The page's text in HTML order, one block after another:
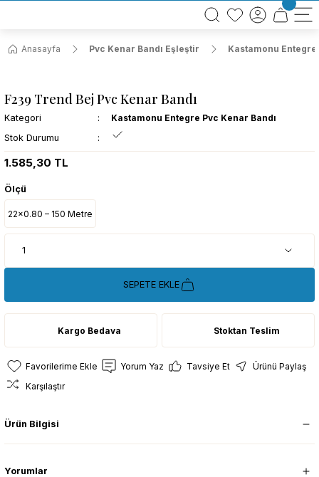
BÜTÜN ALIŞVERİŞLERİNİZDE KARGO BEDAVA!
TÜRKİYE GENELİNDE 10.000 MÜŞTERİ REFERANSI
Anasayfa
Pvc Kenar Bandı Eşleştir Kastamonu Entegre
F239 Trend Bej Pvc Kenar Bandı
Kategori
Kastamonu Entegre Pvc Kenar Bandı
Stok Durumu
1.585,30 TL
Ölçü
22x0.80 – 150 Metre
SEPETE EKLE
Kargo Bedava Stoktan Teslim
Yorum Yaz Tavsiye Et
Ürünü Paylaş
Karşılaştır
Ürün Bilgisi
Yorumlar